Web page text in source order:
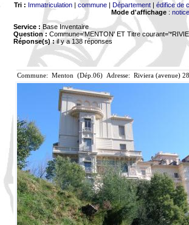
Tri : Immatriculation| commune| Département| édifice de
Mode d'affichage: notice
Service : Base Inventaire
Question : Commune='MENTON' ET Titre
Réponse(s) :il y a 138 réponses
Commune: Menton (Dép.06) Adresse: Riviera (avenue)